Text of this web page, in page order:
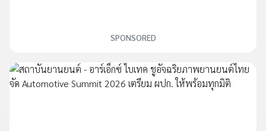
SPONSORED